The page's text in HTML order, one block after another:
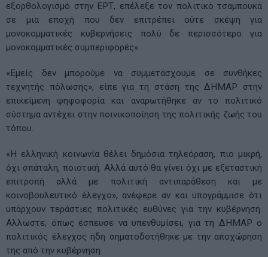
εξορθολογισμό στην ΕΡΤ, επέλεξε τον πολιτικό τσαμπουκά
σε μια εποχή που δεν επιτρέπει ούτε σκέψη για
μονοκομματικές κυβερνήσεις πολύ δε περισσότερο για
μονοκομματικές συμπεριφορές».
«Εμείς δεν μπορούμε να συμμετάσχουμε σε συνθήκες
τεχνητής πόλωσης», είπε για τη στάση της ΔΗΜΑΡ στην
επικείμενη ψηφοφορία και αναρωτήθηκε αν το πολιτικό
σύστημα αντέχει στην ποινικοποίηση της πολιτικής ζωής του
τόπου.
«Η ελληνική κοινωνία θέλει δημόσια τηλεόραση, πιο μικρή,
όχι σπάταλη, ποιοτική. Αλλά αυτό θα γίνει όχι με εξεταστική
επιτροπή αλλά με πολιτική αντιπαράθεση και με
κοινοβουλευτικό έλεγχο», ανέφερε αν και υπογράμμισε ότι
υπάρχουν τεράστιες πολιτικές ευθύνες για την κυβέρνηση.
Αλλωστε, όπως έσπευσε να υπενθυμίσει, για τη ΔΗΜΑΡ ο
πολιτικός έλεγχος ήδη σηματοδοτήθηκε με την αποχώρηση
της από την κυβέρνηση.